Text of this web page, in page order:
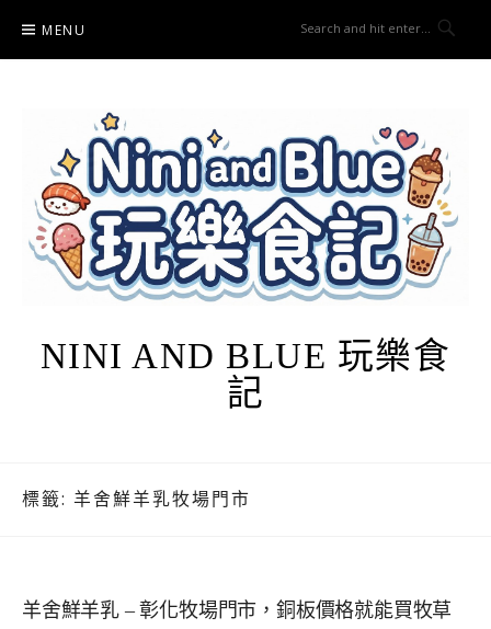
content
MENU
NINI AND BLUE 玩樂食
記
標籤: 羊舍鮮羊乳牧場門市
羊舍鮮羊乳 – 彰化牧場門市，銅板價格就能買牧草